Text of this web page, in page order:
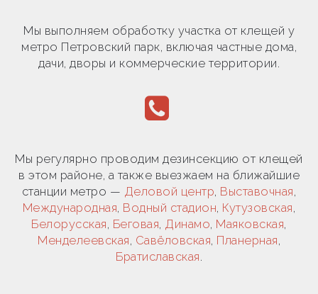
Мы выполняем обработку участка от клещей у
метро Петровский парк, включая частные дома,
дачи, дворы и коммерческие территории.
Мы регулярно проводим дезинсекцию от клещей
в этом районе, а также выезжаем на ближайшие
станции метро — Деловой центр, Выставочная,
Международная, Водный стадион, Кутузовская,
Белорусская, Беговая, Динамо, Маяковская,
Менделеевская, Савёловская, Планерная,
Братиславская.